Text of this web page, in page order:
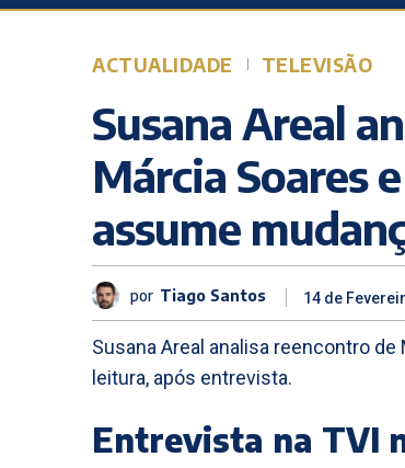
ACTUALIDADE TELEVISÃO
Susana Areal
Márcia Soares
assume
por Tiago Santos 14 de
Susana Areal analisa reencontro
leitura, após entrevista.
Entrevista na TVI